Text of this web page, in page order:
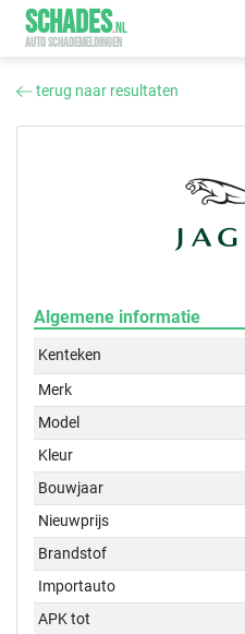
SCHADES.NL
AUTO SCHADEMELDINGEN
terug naar resultaten
Algemene informatie
Kenteken
Merk
Model
Kleur
Bouwjaar
Nieuwprijs
Brandstof
Importauto
APK tot